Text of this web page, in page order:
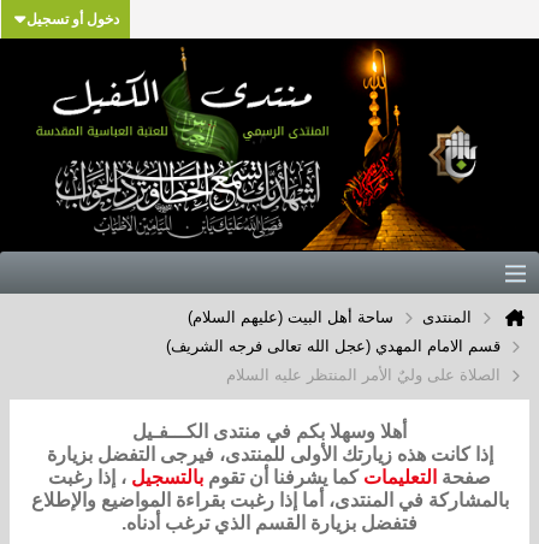
دخول أو تسجيل
المنتدى
ساحة أهل البيت (عليهم السلام)
قسم الامام المهدي (عجل الله تعالى فرجه الشريف)
الصلاة على وليٌ الأمر المنتظر عليه السلام
أهلا وسهلا بكم في منتدى الكـــفـيل
إذا كانت هذه زيارتك الأولى للمنتدى، فيرجى التفضل بزيارة
صفحة التعليمات كما يشرفنا أن تقوم بالتسجيل ، إذا رغبت
بالمشاركة في المنتدى، أما إذا رغبت بقراءة المواضيع والإطلاع
فتفضل بزيارة القسم الذي ترغب أدناه.